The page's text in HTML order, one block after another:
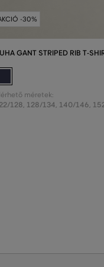
-30%
GANT STRIPED RIB T-
méretek:
128, 128/134, 140/146,